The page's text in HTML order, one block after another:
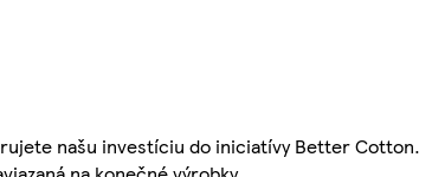
našu investíciu do iniciatívy Better Cotton.